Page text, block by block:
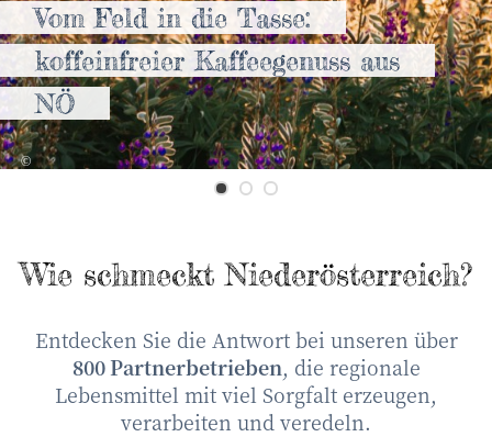
Vom Feld in die Tasse:
koffeinfreier Kaffeegenuss aus
NÖ
©canva
Wie schmeckt Niederösterreich?
Entdecken Sie die Antwort bei unseren über
800 Partnerbetrieben, die regionale
Lebensmittel mit viel Sorgfalt erzeugen,
verarbeiten und veredeln.